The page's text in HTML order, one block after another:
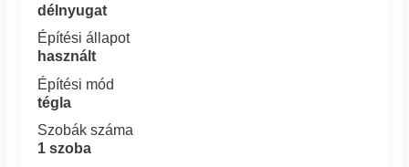
délnyugat
Építési állapot
használt
Építési mód
tégla
Szobák száma
1 szoba